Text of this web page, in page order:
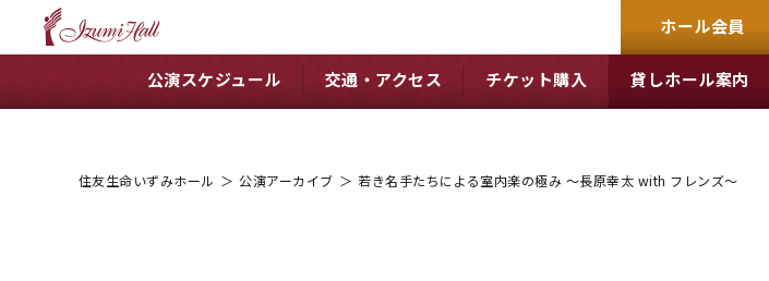
ホール会員
公演スケジュール 交通・アクセス チケット購入 貸しホール案内
住友生命いずみホール ＞ 公演アーカイブ ＞ 若き名手たちによる室内楽の極み ～長原幸太 with フレンズ～